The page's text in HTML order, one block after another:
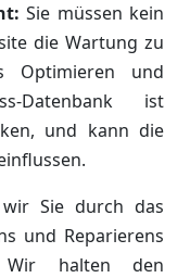
Sie müssen kein
die Wartung zu
Optimieren und
Datenbank ist
und kann die
Sie durch das
und Reparierens
Wir halten den